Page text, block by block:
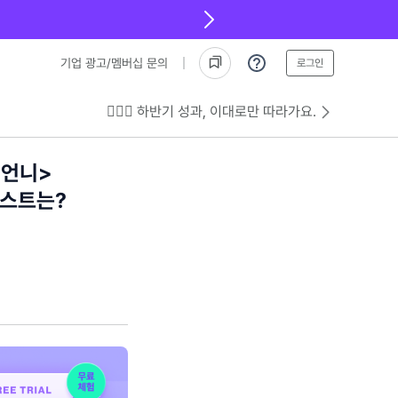
기업 광고/멤버십 문의 로그인
💁🏻‍♂️ 하반기 성과, 이대로만 따라가요.
니>
트는?